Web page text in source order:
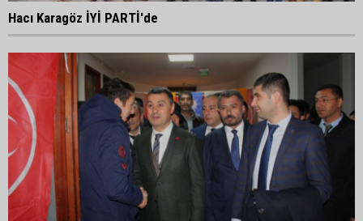
Hacı Karagöz İYİ PARTİ'de